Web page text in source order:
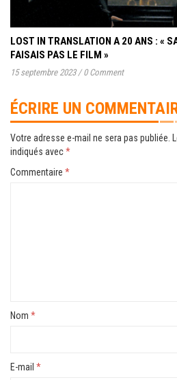
LOST IN TRANSLATION A 20 ANS : «
FAISAIS PAS LE FILM »
15 septembre 2023 / 0 Comment
ÉCRIRE UN
Votre adresse e-mail ne sera pas publiée.
indiqués avec*
Commentaire *
Nom *
E-mail *